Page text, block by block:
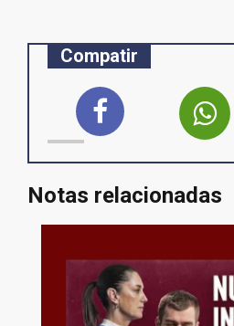
Compatir
Notas relacionadas